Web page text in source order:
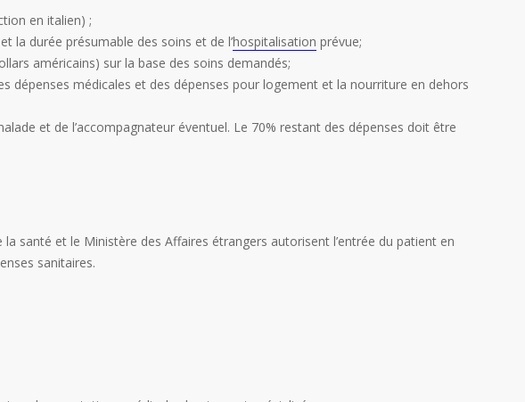
en italien) ;
la durée présumable des soins et de l’hospitalisation prévue;
américains) sur la base des soins demandés;
médicales et des dépenses pour logement et la nourriture en dehors
et de l’accompagnateur éventuel. Le 70% restant des dépenses doit être
santé et le Ministère des Affaires étrangers autorisent l’entrée du patient en
sanitaires.